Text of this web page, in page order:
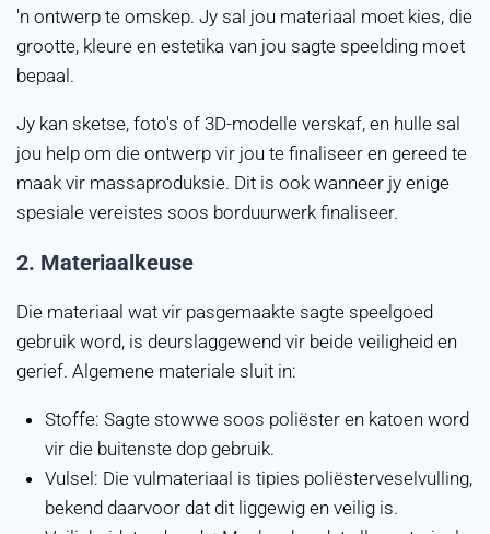
'n ontwerp te omskep. Jy sal jou materiaal moet kies, die
grootte, kleure en estetika van jou sagte speelding moet
bepaal.
Jy kan sketse, foto's of 3D-modelle verskaf, en hulle sal
jou help om die ontwerp vir jou te finaliseer en gereed te
maak vir massaproduksie. Dit is ook wanneer jy enige
spesiale vereistes soos borduurwerk finaliseer.
2. Materiaalkeuse
Die materiaal wat vir pasgemaakte sagte speelgoed
gebruik word, is deurslaggewend vir beide veiligheid en
gerief. Algemene materiale sluit in:
Stoffe: Sagte stowwe soos poliëster en katoen word
vir die buitenste dop gebruik.
Vulsel: Die vulmateriaal is tipies poliësterveselvulling,
bekend daarvoor dat dit liggewig en veilig is.